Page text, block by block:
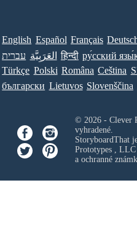
English Español Français
עברית العَرَبِيَّة हिन्दी ру́сский
Türkçe Polski Româna Ceština
български Lietuvos Slovenščina
© 2026 - Clever
vyhradené.
StoryboardThat
Prototypes , LLC
a ochranné